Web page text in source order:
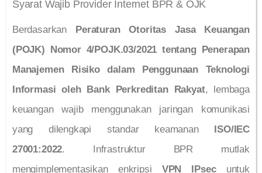
Syarat Wajib Provider Internet BPR & OJK
Berdasarkan
Peraturan Otoritas Jasa Keuangan
(POJK) Nomor 4/POJK.03/2021 tentang Penerapan
Manajemen Risiko dalam Penggunaan Teknologi
Informasi oleh Bank Perkreditan Rakyat, lembaga
keuangan wajib menggunakan jaringan komunikasi
yang dilengkapi standar keamanan
ISO/IEC
27001:2022. Infrastruktur BPR mutlak
mengimplementasikan enkripsi VPN IPsecuntuk